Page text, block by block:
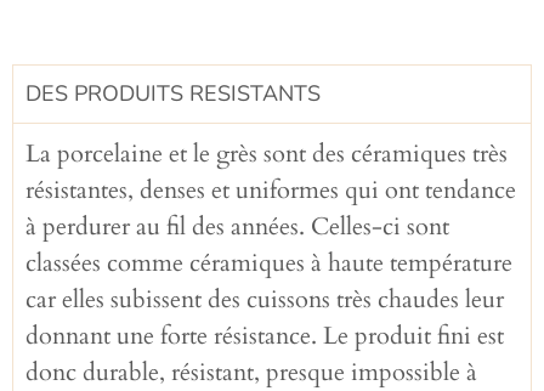
DES PRODUITS RESISTANTS
La porcelaine et le grès sont des céramiques très
résistantes, denses et uniformes qui ont tendance
à perdurer au fil des années. Celles-ci sont
classées comme céramiques à haute température
car elles subissent des cuissons très chaudes leur
donnant une forte résistance. Le produit fini est
donc durable, résistant, presque impossible à